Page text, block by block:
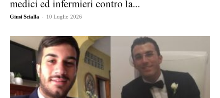
medici ed infermieri contro la...
Giusi Scialla - 10 Luglio 2026